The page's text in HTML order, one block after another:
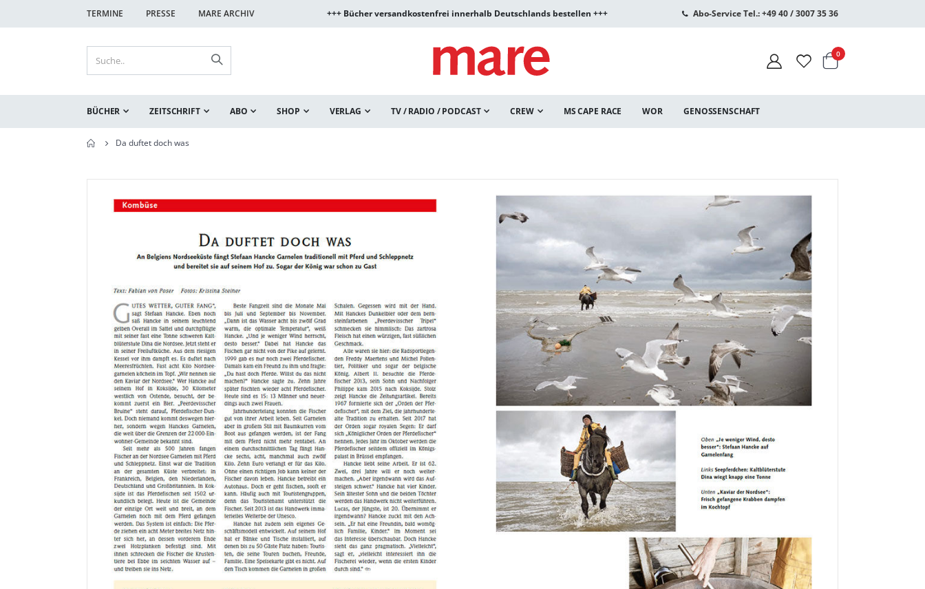
TERMINE PRESSE MARE ARCHIV +++ Bücher versandkostenfrei innerhalb Deutschlands bestellen +++ Abo-Service Tel.: +49 40 / 3007 35 36
Warenkorb
0Artikel
BÜCHER ZEITSCHRIFT ABO SHOP VERLAG TV / RADIO / PODCAST CREW MS CAPE RACE WOR GENOSSENSCHAFT
Da duftet doch was
Anfang